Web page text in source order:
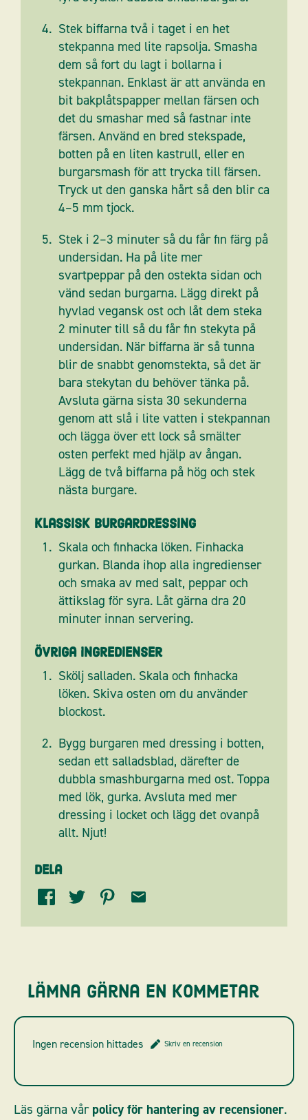
Stek biffarna två i taget i en het
stekpanna med lite rapsolja. Smasha
dem så fort du lagt i bollarna i
stekpannan. Enklast är att använda en
bit bakplåtspapper mellan färsen och
det du smashar med så fastnar inte
färsen. Använd en bred stekspade,
botten på en liten kastrull, eller en
burgarsmash för att trycka till färsen.
Tryck ut den ganska hårt så den blir ca
4–5 mm tjock.
Stek i 2–3 minuter så du får fin färg på
undersidan. Ha på lite mer
svartpeppar på den ostekta sidan och
vänd sedan burgarna. Lägg direkt på
hyvlad vegansk ost och låt dem steka
2 minuter till så du får fin stekyta på
undersidan. När biffarna är så tunna
blir de snabbt genomstekta, så det är
bara stekytan du behöver tänka på.
Avsluta gärna sista 30 sekunderna
genom att slå i lite vatten i stekpannan
och lägga över ett lock så smälter
osten perfekt med hjälp av ångan.
Lägg de två biffarna på hög och stek
nästa burgare.
Klassisk burgardressing
Skala och finhacka löken. Finhacka
gurkan. Blanda ihop alla ingredienser
och smaka av med salt, peppar och
ättikslag för syra. Låt gärna dra 20
minuter innan servering.
Övriga ingredienser
Skölj salladen. Skala och finhacka
löken. Skiva osten om du använder
blockost.
Bygg burgaren med dressing i botten,
sedan ett salladsblad, därefter de
dubbla smashburgarna med ost. Toppa
med lök, gurka. Avsluta med mer
dressing i locket och lägg det ovanpå
allt. Njut!
Dela
Lämna gärna en kommetar
Ingen recension hittades Skriv en recension
Läs gärna vår policy för hantering av recensioner.